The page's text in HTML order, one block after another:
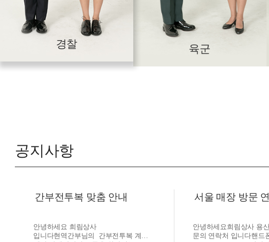
경찰 육군
공지사항
간부전투복 맞춤 안내
안녕하세요 희림상사
입니다현역간부님의 간부전투복 계약
서울 매장 방문
안녕하세요희림상사 용
문의 연락처 입니다핸드